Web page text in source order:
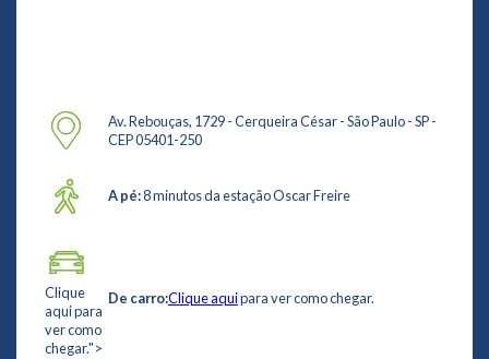
Av. Rebouças, 1729 - Cerqueira César - São Paulo - SP -
CEP 05401-250
A pé:8 minutos da estação Oscar Freire
Clique
aqui para
ver como
chegar.">
De carro:Clique aquipara ver como chegar.